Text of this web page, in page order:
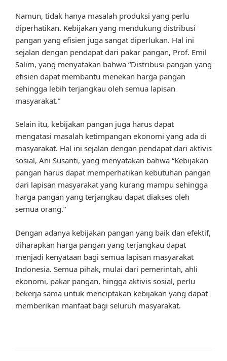
Namun, tidak hanya masalah produksi yang perlu
diperhatikan. Kebijakan yang mendukung distribusi
pangan yang efisien juga sangat diperlukan. Hal ini
sejalan dengan pendapat dari pakar pangan, Prof. Emil
Salim, yang menyatakan bahwa “Distribusi pangan yang
efisien dapat membantu menekan harga pangan
sehingga lebih terjangkau oleh semua lapisan
masyarakat.”
Selain itu, kebijakan pangan juga harus dapat
mengatasi masalah ketimpangan ekonomi yang ada di
masyarakat. Hal ini sejalan dengan pendapat dari aktivis
sosial, Ani Susanti, yang menyatakan bahwa “Kebijakan
pangan harus dapat memperhatikan kebutuhan pangan
dari lapisan masyarakat yang kurang mampu sehingga
harga pangan yang terjangkau dapat diakses oleh
semua orang.”
Dengan adanya kebijakan pangan yang baik dan efektif,
diharapkan harga pangan yang terjangkau dapat
menjadi kenyataan bagi semua lapisan masyarakat
Indonesia. Semua pihak, mulai dari pemerintah, ahli
ekonomi, pakar pangan, hingga aktivis sosial, perlu
bekerja sama untuk menciptakan kebijakan yang dapat
memberikan manfaat bagi seluruh masyarakat.